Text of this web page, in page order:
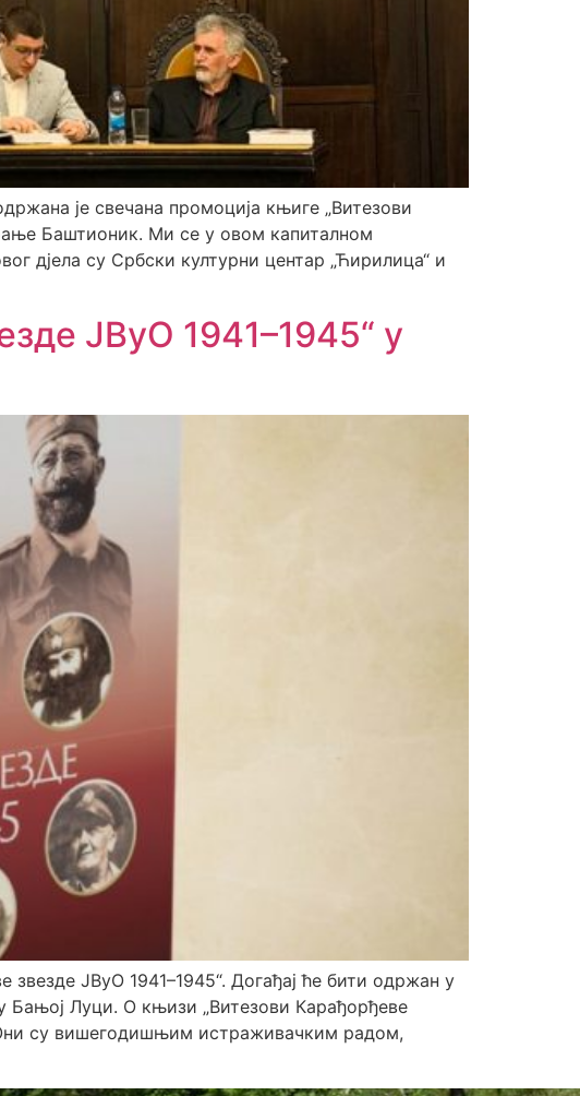
је свечана промоција књиге „Витезови
Баштионик. Ми се у овом капиталном
дјела су Србски културни центар „Ћирилица“ и
ЈВуО 1941–1945“ у
ЈВуО 1941–1945“. Догађај ће бити одржан у
Бањој Луци. ​О књизи „Витезови Карађорђеве
Они су вишегодишњим истраживачким радом,